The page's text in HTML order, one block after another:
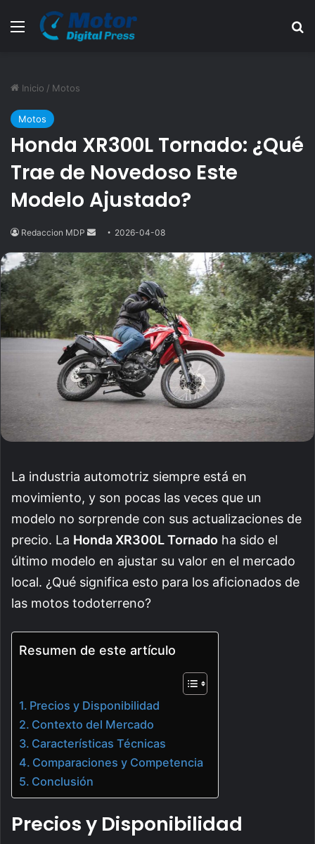
Menú
Inicio / Motos
Motos
Honda XR300L Tornado: ¿Qué
Trae de Novedoso Este
Modelo Ajustado?
Redaccion MDP
Send
email
2026-04-08
La industria automotriz siempre está en
movimiento, y son pocas las veces que un
modelo no sorprende con sus actualizaciones de
precio. La Honda XR300L Tornado ha sido el
último modelo en ajustar su valor en el mercado
local. ¿Qué significa esto para los aficionados de
las motos todoterreno?
Resumen de este artículo
Precios y Disponibilidad
Contexto del Mercado
Características Técnicas
Comparaciones y Competencia
Conclusión
Precios y Disponibilidad